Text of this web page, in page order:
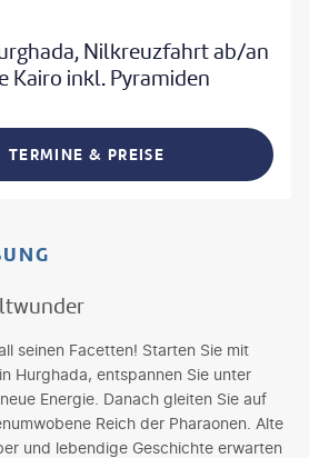
Nilkreuzfahrt ab/an
Kairo inkl. Pyramiden
TERMINE & PREISE
seinen Facetten! Starten Sie mit
Hurghada, entspannen Sie unter
Energie. Danach gleiten Sie auf
Reich der Pharaonen. Alte
und lebendige Geschichte erwarten